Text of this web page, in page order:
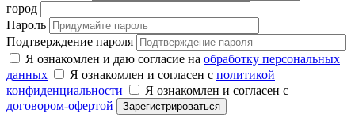
город
Пароль
Подтверждение пароля
Я ознакомлен и даю согласие на обработку персональных
данных
Я ознакомлен и согласен с политикой
конфиденциальности
Я ознакомлен и согласен с
договором-офертой